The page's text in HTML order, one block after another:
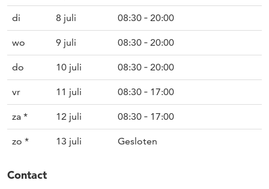
di 8 juli 08:30 ‐ 20:00
wo 9 juli 08:30 ‐ 20:00
do 10 juli 08:30 ‐ 20:00
vr 11 juli 08:30 ‐ 17:00
za * 12 juli 08:30 ‐ 17:00
zo * 13 juli Gesloten
Contact